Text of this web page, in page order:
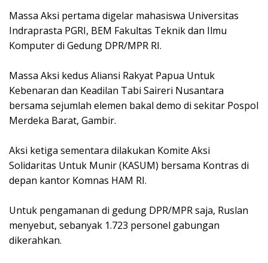
‎Massa Aksi pertama digelar mahasiswa Universitas
Indraprasta PGRI, BEM Fakultas Teknik dan Ilmu
Komputer di Gedung DPR/MPR RI.
‎Massa Aksi kedus Aliansi Rakyat Papua Untuk
Kebenaran dan Keadilan Tabi Saireri Nusantara
bersama sejumlah elemen bakal demo di sekitar Pospol
Merdeka Barat, Gambir.
‎Aksi ketiga sementara dilakukan Komite Aksi
Solidaritas Untuk Munir (KASUM) bersama Kontras di
depan kantor Komnas HAM RI.
‎Untuk pengamanan di gedung DPR/MPR saja, Ruslan
menyebut, sebanyak 1.723 personel gabungan
dikerahkan.